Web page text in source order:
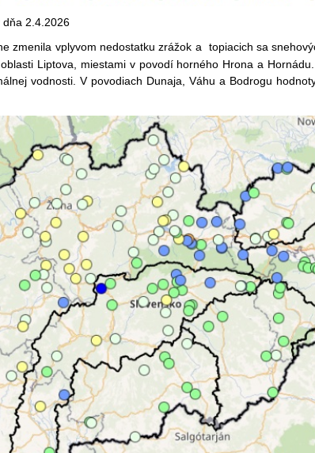
2.4.2026
zmenila vplyvom nedostatku zrážok a topiacich sa
Liptova, miestami v povodí horného Hrona a
vodnosti. V povodiach Dunaja, Váhu a Bodrogu